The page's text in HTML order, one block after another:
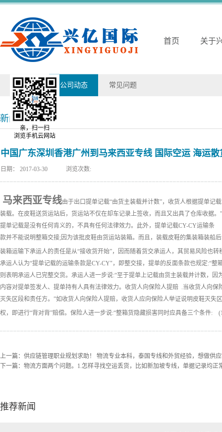
首页 关于
兴亿动态 公司动态 常见问题
新闻详情
中国广东深圳香港广州到马来西亚专线 国际空运 海运
日期： 2017-03-30 浏览次数:
马来西亚专线由于出口提单记载“由货主装载并计数”，收货人根据提单记
装载。在皮鞋送货运站后，货运站不仅在却车记录上签收，而且又出具了仓库收据
提单记载是没有任何肯义的，不具有任何法律效力。此外，提单记载CY-CY运输条
款并不能说明整箱交接;因为该批皮鞋由货运站装箱。而且，装载皮鞋的集装箱装船
装箱运输下承运人的责任是从“接收货开始”，因而随着货交承运人，其贸易风险也转
承运人认为“提单记载的运输条款是CY-CY"，即整交接，提单的反面条款也规定:“
则表明承运人已完整交货。承运人进一步说:“至于提单上记载由货主装载并计数，
内容对提单签发人、提单持有人具有法律效力。收货人向保险人提赔 .当收货人向
灭失区段和责任方。”如收货人向保险人提赔，收货人应向保险人举证说明皮鞋灭失
权，即进行“背对背”赔偿。保险人进一步说:“整箱货隐藏损害同时应具备三个条件:
上一篇： 供应链管理职业规划求助！ 物流专业本科，泰国专线和外贸经验，想做供
下一篇： 物流方面两个问题。1.怎样寻找空运丢货，比如新加坡专线，单据记录均正
推荐新闻
亲，扫一扫
浏览手机云网站